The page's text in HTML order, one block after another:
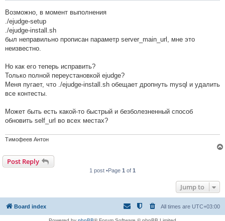
Возможно, в момент выполнения
./ejudge-setup
./ejudge-install.sh
был неправильно прописан параметр server_main_url, мне это
неизвестно.
Но как его теперь исправить?
Только полной переустановкой ejudge?
Меня пугает, что ./ejudge-install.sh обещает дропнуть mysql и удалить
все контесты.
Может быть есть какой-то быстрый и безболезненный способ
обновить self_url во всех местах?
Тимофеев Антон
Post Reply
1 post •Page 1 of 1
Jump to
Board index All times are UTC+03:00